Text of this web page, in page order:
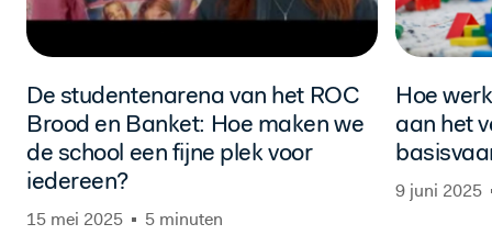
De studentenarena van het ROC
Brood en Banket: Hoe maken we
de school een fijne plek voor
iedereen?
15 mei 2025 5 minuten
Hoe
aan het
9 juni 2025